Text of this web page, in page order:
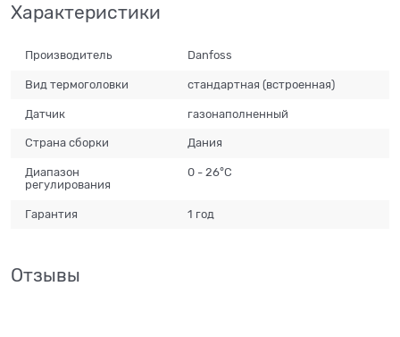
Характеристики
Производитель Danfoss
Вид термоголовки стандартная (встроенная)
Датчик газонаполненный
Страна сборки Дания
Диапазон
регулирования
0 - 26°С
Гарантия 1 год
Отзывы